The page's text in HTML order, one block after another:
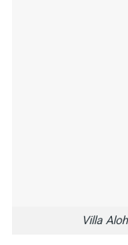
Villa